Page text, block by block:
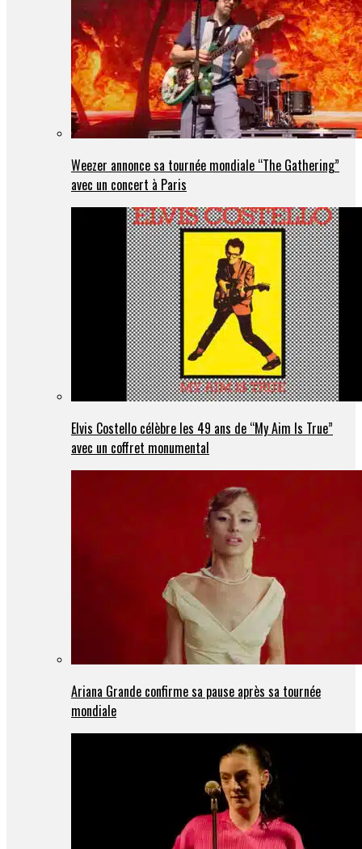
Weezer annonce sa tournée mondiale “The Gathering”
avec un concert à Paris
Elvis Costello célèbre les 49 ans de “My Aim Is True”
avec un coffret monumental
Ariana Grande confirme sa pause après sa tournée
mondiale